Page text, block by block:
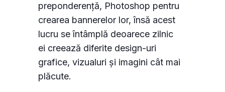
preponderență, Photoshop pentru
crearea bannerelor lor, însă acest
lucru se întâmplă deoarece zilnic
ei creează diferite design-uri
grafice, vizualuri și imagini cât mai
plăcute.